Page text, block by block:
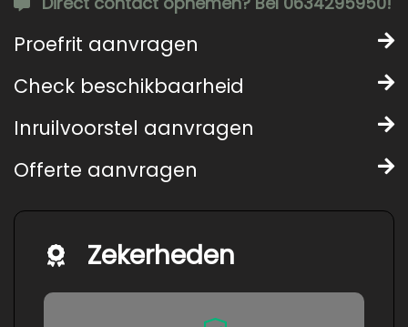
Proefrit aanvragen
Check beschikbaarheid
Inruilvoorstel aanvragen
Offerte aanvragen
Zekerheden